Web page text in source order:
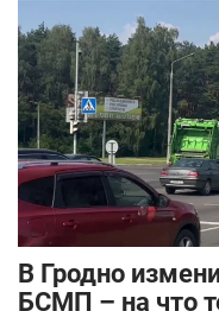
В Гродно
БСМП – на что